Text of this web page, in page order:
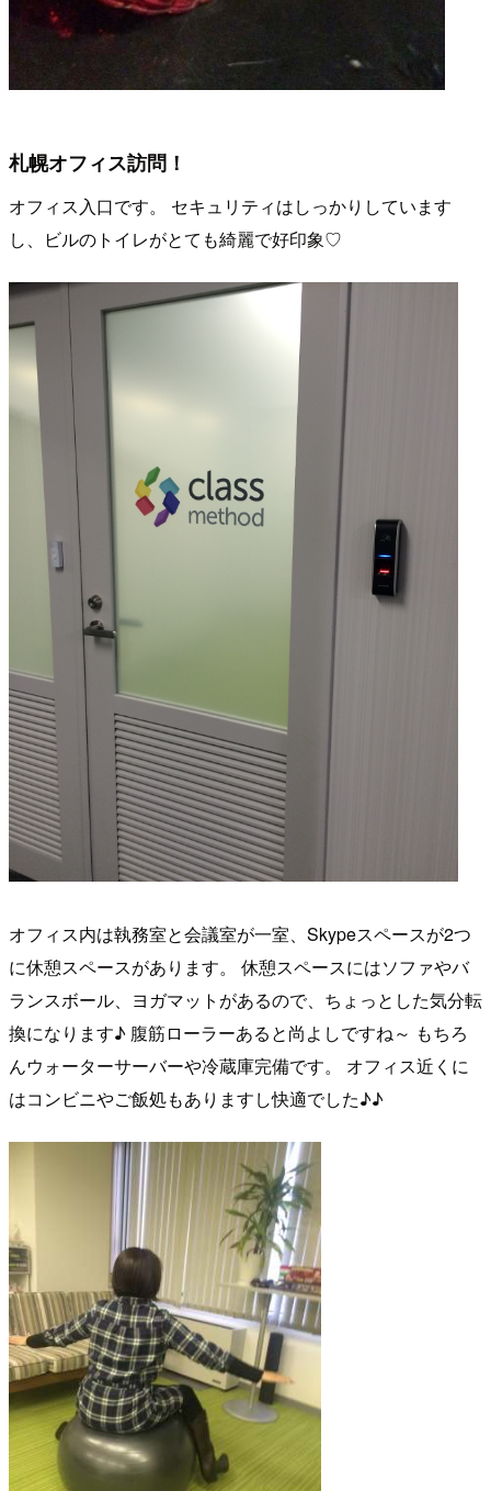
札幌オフィス訪問！
オフィス入口です。 セキュリティはしっかりしています
し、ビルのトイレがとても綺麗で好印象♡
オフィス内は執務室と会議室が一室、Skypeスペースが2つ
に休憩スペースがあります。 休憩スペースにはソファやバ
ランスボール、ヨガマットがあるので、ちょっとした気分転
換になります♪ 腹筋ローラーあると尚よしですね～ もちろ
んウォーターサーバーや冷蔵庫完備です。 オフィス近くに
はコンビニやご飯処もありますし快適でした♪♪